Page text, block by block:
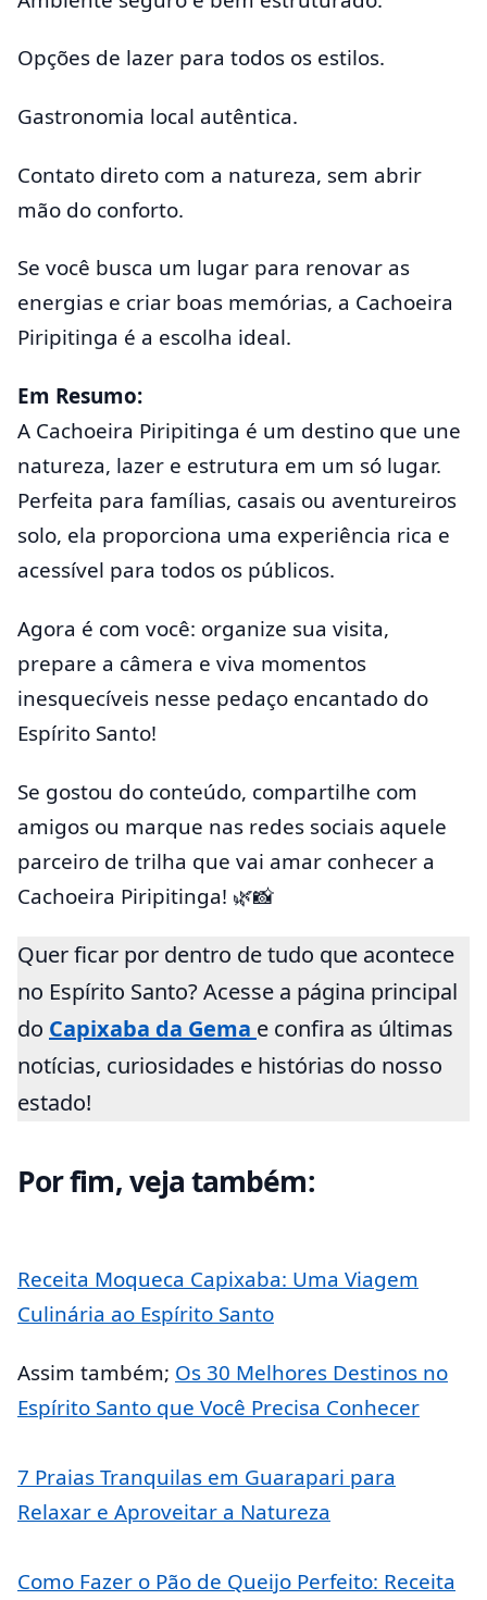
Opções de lazer para todos os estilos.
Gastronomia local autêntica.
Contato direto com a natureza, sem abrir
mão do conforto.
Se você busca um lugar para renovar as
energias e criar boas memórias, a Cachoeira
Piripitinga é a escolha ideal.
Em Resumo:
A Cachoeira Piripitinga é um destino que une
natureza, lazer e estrutura em um só lugar.
Perfeita para famílias, casais ou aventureiros
solo, ela proporciona uma experiência rica e
acessível para todos os públicos.
Agora é com você: organize sua visita,
prepare a câmera e viva momentos
inesquecíveis nesse pedaço encantado do
Espírito Santo!
Se gostou do conteúdo, compartilhe com
amigos ou marque nas redes sociais aquele
parceiro de trilha que vai amar conhecer a
Cachoeira Piripitinga! 🌿📸
Quer ficar por dentro de tudo que acontece
no Espírito Santo? Acesse a página principal
do Capixaba da Gema e confira as últimas
notícias, curiosidades e histórias do nosso
estado!
Por fim, veja também:
Receita Moqueca Capixaba: Uma Viagem
Culinária ao Espírito Santo
Assim também; Os 30 Melhores Destinos no
Espírito Santo que Você Precisa Conhecer
7 Praias Tranquilas em Guarapari para
Relaxar e Aproveitar a Natureza
Como Fazer o Pão de Queijo Perfeito: Receita